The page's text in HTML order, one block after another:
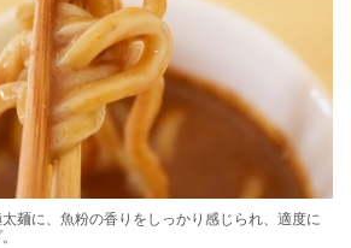
麺に、魚粉の香りをしっかり感じられ、適度に